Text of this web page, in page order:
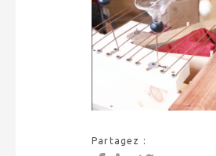
Partagez :